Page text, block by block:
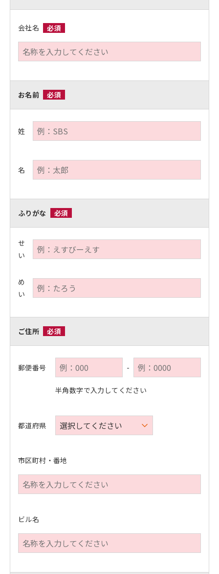
会社名 必須
お名前 必須
姓
名
ふりがな 必須
せ
い
め
い
ご住所 必須
郵便番号 -
半角数字で入力してください
都道府県
市区町村・番地
ビル名